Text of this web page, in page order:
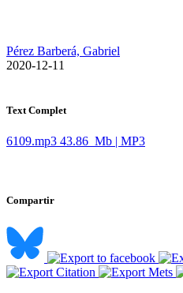
Pérez Barberá, Gabriel
​ 2020-12-11
Text Complet
6109.mp3 43.86 Mb | MP3
Compartir